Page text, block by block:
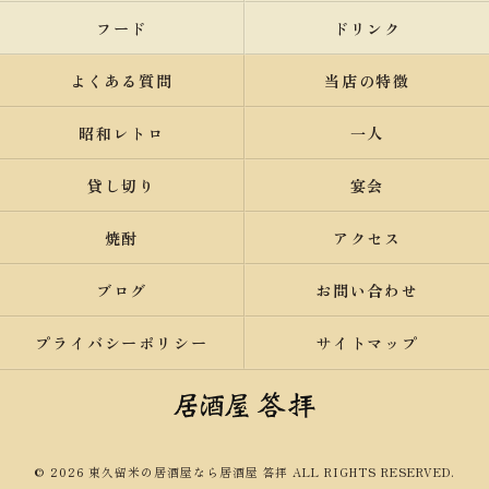
フード ドリンク
よくある質問 当店の特徴
昭和レトロ 一人
貸し切り 宴会
焼酎 アクセス
ブログ お問い合わせ
プライバシーポリシー サイトマップ
© 2026 東久留米の居酒屋なら居酒屋 答拝 ALL RIGHTS RESERVED.